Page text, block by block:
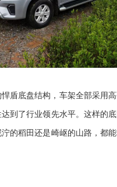
盾底盘结构，车架全部采用
达到了行业领先水平。这样的
的稻田还是崎岖的山路，都